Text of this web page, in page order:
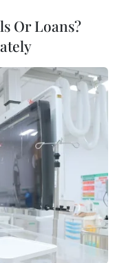
thời kỳ 2021-2030
An
Or Loans?